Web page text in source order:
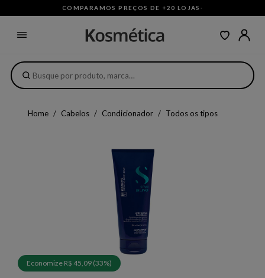
COMPARAMOS PREÇOS DE +20 LOJAS ·
Home Cabelos Condicionador Todos os tipos
Economize R$ 45,09 (33%)